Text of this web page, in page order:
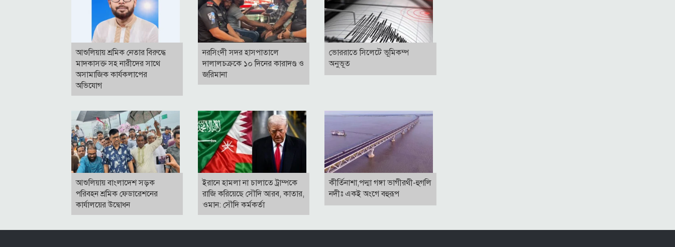
আশুলিয়ায় শ্রমিক নেতার বিরুদ্ধে
মাদকাসক্ত সহ নারীদের সাথে
অসামাজিক কার্যকলাপের
অভিযোগ
নরসিংদী সদর হাসপাতালে
দালালচক্রকে ১০ দিনের কারাদণ্ড ও
জরিমানা
ভোররাতে সিলেটে ভূমিকম্প
অনুভূত
আশুলিয়ায় বাংলাদেশ সড়ক
পরিবহন শ্রমিক ফেডারেশনের
কার্যালয়ের উদ্বোধন
ইরানে হামলা না চালাতে ট্রাম্পকে
রাজি করিয়েছে সৌদি আরব, কাতার,
ওমান: সৌদি কর্মকর্তা
কীর্তিনাশা,পদ্মা গঙ্গা ভাগীরথী-হুগলি
নদীঃ একই অংগে বহুরূপ